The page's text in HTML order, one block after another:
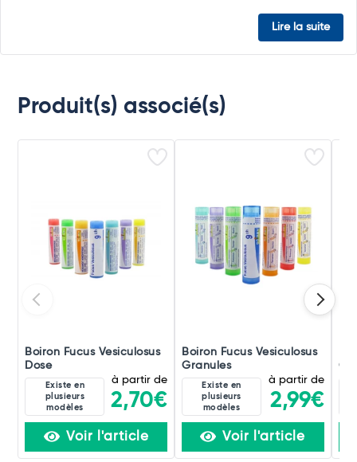
Lire la suite
Produit(s) associé(s)
Boiron Fucus Vesiculosus
Dose
Existe en
plusieurs
modèles
à partir de
2,70€
Voir l'article
Boiron Fucus Vesiculosus
Granules
Existe en
plusieurs
modèles
à partir de
2,99€
Voir l'article